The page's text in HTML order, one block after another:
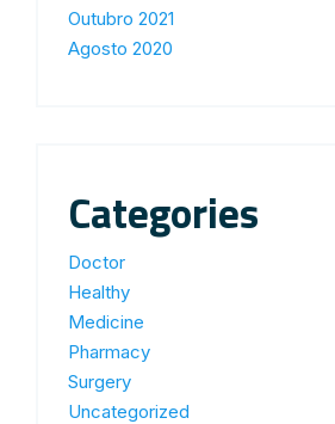
Outubro 2021
Agosto 2020
Categories
Doctor
Healthy
Medicine
Pharmacy
Surgery
Uncategorized